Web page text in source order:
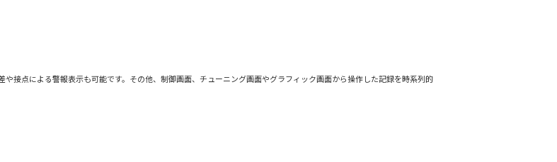
接点による警報表示も可能です。その他、制御画面、チューニング画面やグラフィック画面から操作した記録を時系列的